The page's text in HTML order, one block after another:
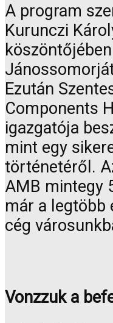
A program
Kurunczi
Ezután
Components
igazgatója
mint egy
történetéről.
AMB mintegy
már a
cég
Vonzzuk a